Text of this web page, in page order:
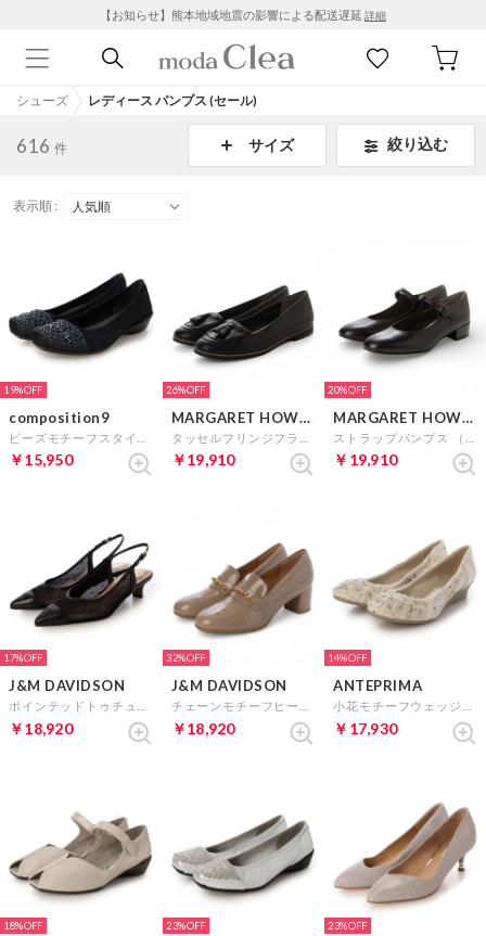
【お知らせ】熊本地域地震の影響による配送遅延 詳細
シューズ レディース パンプス (セール)
616 件 サイズ 絞り込む
表示順 :
19%
composition9
￥15,950
26%
MARGARET HOWELL idea
￥19,910
20%
MARGARET HOWELL idea
￥19,910
17%
J&M DAVIDSON
￥18,920
32%
J&M DAVIDSON
￥18,920
14%
ANTEPRIMA
￥17,930
18% 23% 23%